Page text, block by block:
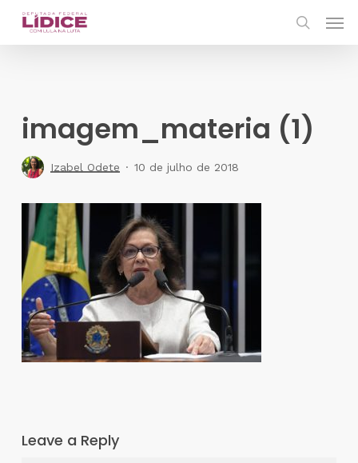
Skip
imagem_materia (1)
Izabel Odete 10 de julho de 2018
Leave a Reply